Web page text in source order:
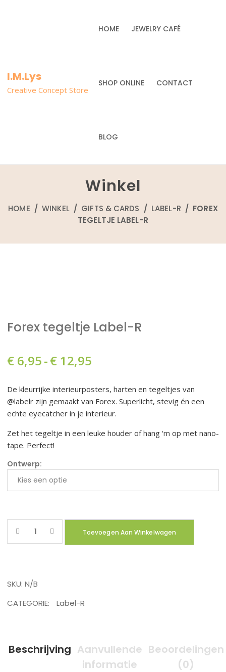
I.M.Lys
Creative Concept Store
HOME JEWELRY CAFÉ
SHOP ONLINE CONTACT
BLOG
Winkel
HOME /WINKEL/ GIFTS & CARDS / LABEL-R / FOREX
TEGELTJE LABEL-R
Forex tegeltje Label-R
€ 6,95-€ 12,95
tot
€ 12,95
De kleurrijke interieurposters, harten en tegeltjes van
@labelr zijn gemaakt van Forex. Superlicht, stevig én een
echte eyecatcher in je interieur.
Zet het tegeltje in een leuke houder of hang ‘m op met nano-
tape. Perfect!
Ontwerp:
Toevoegen Aan Winkelwagen
SKU: N/B
CATEGORIE:
Label-R
Beschrijving Aanvullende
informatie
Beoordelingen
(0)